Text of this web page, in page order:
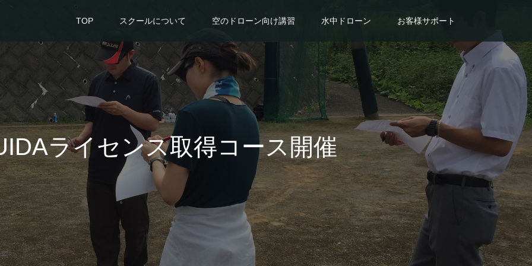
TOP スクールについて 空のドローン向け講習 水中ドローン お客様サポート
ライセンス取得コース開催